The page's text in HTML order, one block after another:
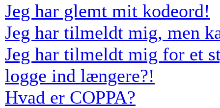
Jeg har glemt mit kodeord!
Jeg har tilmeldt mig, men
Jeg har tilmeldt mig for et
logge ind længere?!
Hvad er COPPA?